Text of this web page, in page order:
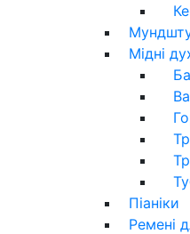
Мідні
Піаніки
Ремені